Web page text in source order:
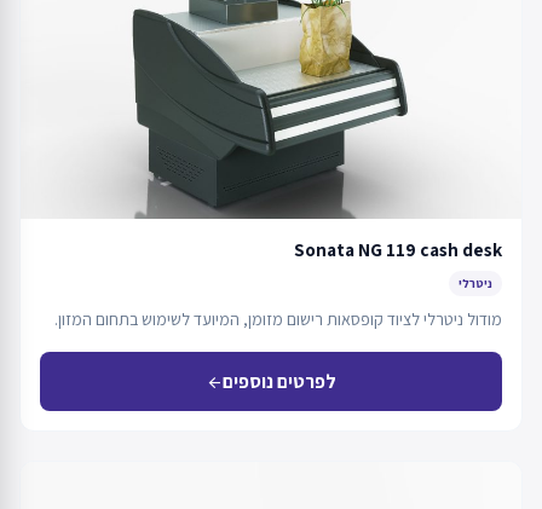
Sonata NG 119 cash desk
ניטרלי
מודול ניטרלי לציוד קופסאות רישום מזומן, המיועד לשימוש בתחום המזון.
לפרטים נוספיםarrow_back